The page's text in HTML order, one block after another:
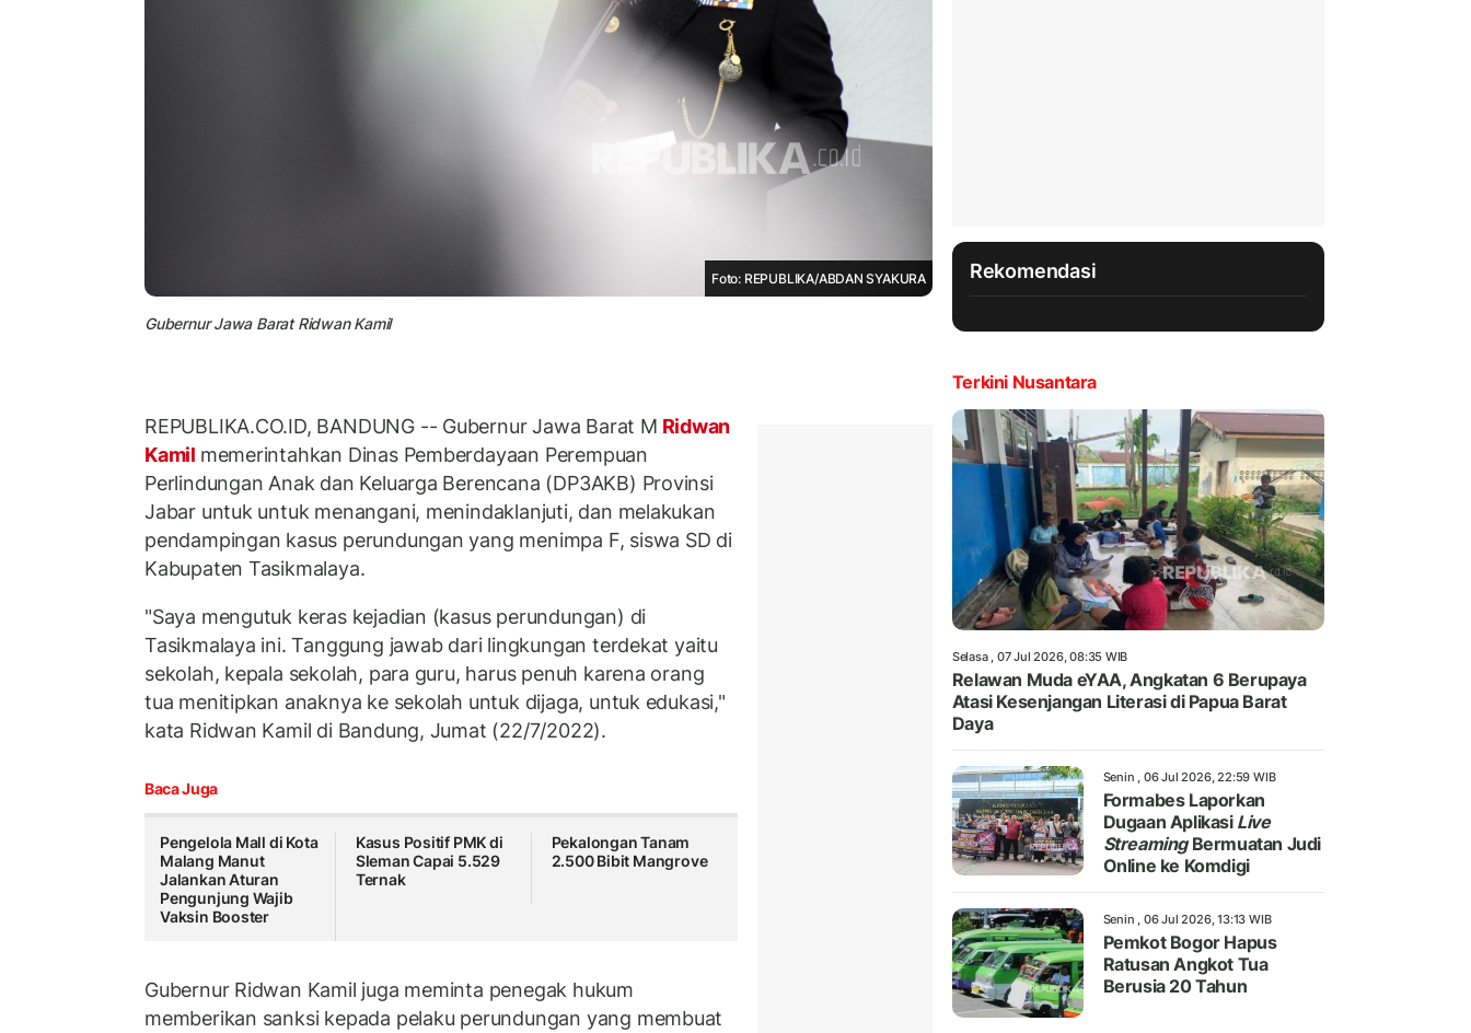
Foto: REPUBLIKA/ABDAN SYAKURA
Gubernur Jawa Barat Ridwan Kamil
REPUBLIKA.CO.ID, BANDUNG -- Gubernur Jawa Barat M Ridwan
Kamil memerintahkan Dinas Pemberdayaan Perempuan
Perlindungan Anak dan Keluarga Berencana (DP3AKB) Provinsi
Jabar untuk untuk menangani, menindaklanjuti, dan melakukan
pendampingan kasus perundungan yang menimpa F, siswa SD di
Kabupaten Tasikmalaya.
"Saya mengutuk keras kejadian (kasus perundungan) di
Tasikmalaya ini. Tanggung jawab dari lingkungan terdekat yaitu
sekolah, kepala sekolah, para guru, harus penuh karena orang
tua menitipkan anaknya ke sekolah untuk dijaga, untuk edukasi,"
kata Ridwan Kamil di Bandung, Jumat (22/7/2022).
Baca Juga
Pengelola Mall di Kota
Malang Manut
Jalankan Aturan
Pengunjung Wajib
Vaksin Booster
Kasus Positif PMK di
Sleman Capai 5.529
Ternak
Pekalongan Tanam
2.500 Bibit Mangrove
Gubernur Ridwan Kamil juga meminta penegak hukum
memberikan sanksi kepada pelaku perundungan yang membuat
Rekomendasi
Terkini Nusantara
Selasa , 07 Jul 2026, 08:35 WIB
Relawan Muda eYAA, Angkatan 6 Berupaya
Atasi Kesenjangan Literasi di Papua Barat
Daya
Senin , 06 Jul 2026, 22:59 WIB
Formabes Laporkan
Dugaan Aplikasi Live
StreamingBermuatan Judi
Online ke Komdigi
Senin , 06 Jul 2026, 13:13 WIB
Pemkot Bogor Hapus
Ratusan Angkot Tua
Berusia 20 Tahun